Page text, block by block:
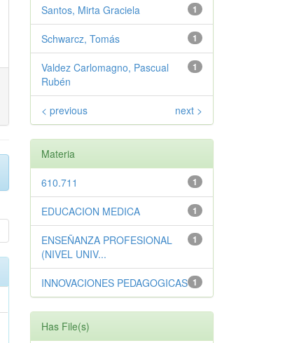
1
Santos, Mirta Graciela
1
Schwarcz, Tomás
1
Valdez Carlomagno, Pascual
Rubén
< previous next >
Materia
1
610.711
1
EDUCACION MEDICA
1
ENSEÑANZA PROFESIONAL
(NIVEL UNIV...
1
INNOVACIONES PEDAGOGICAS
Has File(s)